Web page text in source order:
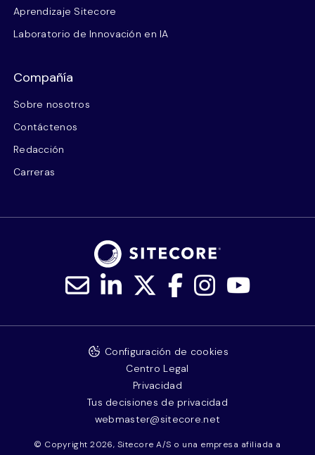
Aprendizaje Sitecore
Laboratorio de Innovación en IA
Compañía
Sobre nosotros
Contáctenos
Redacción
Carreras
© Copyright 2026, Sitecore A/S o una empresa afiliada a
Configuración de cookies
Centro Legal
Privacidad
Tus decisiones de privacidad
webmaster@sitecore.net